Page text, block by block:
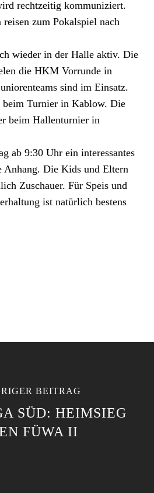
rechtzeitig kommuniziert.
zum Pokalspiel nach
wieder in der Halle aktiv. Die
die HKM Vorrunde in
sind im Einsatz.
Turnier in Kablow. Die
beim Hallenturnier in
ab 9:30 Uhr ein interessantes
Anhang. Die Kids und Eltern
Zuschauer. Für Speis und
ist natürlich bestens
BEITRAG
SÜD: HEIMSIEG
FÜWA II